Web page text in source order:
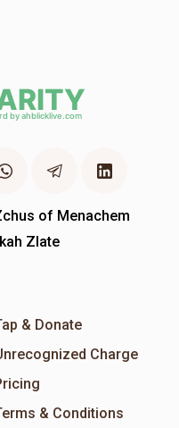
of Menachem
Zlate
& Donate
Charge
& Conditions